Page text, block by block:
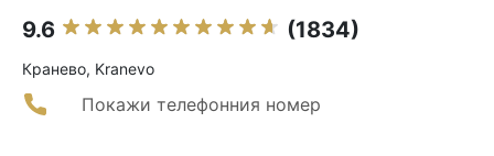
9.6 (1834)
Кранево, Kranevo
Покажи телефонния номер